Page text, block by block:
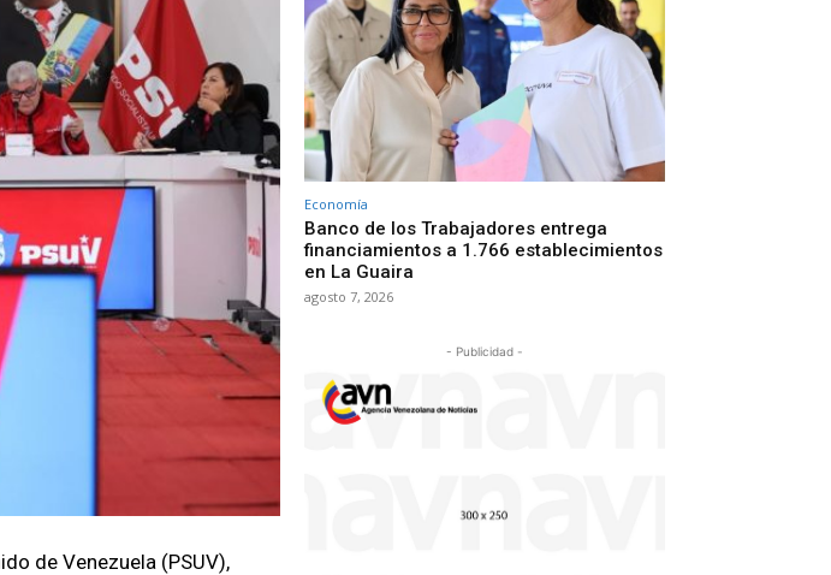
de Venezuela (PSUV),
Economía
Banco de los Trabajadores entrega
financiamientos a 1.766 establecimientos
en La Guaira
agosto 7, 2026
- Publicidad -